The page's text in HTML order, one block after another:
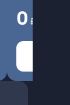
0 ₽/мес